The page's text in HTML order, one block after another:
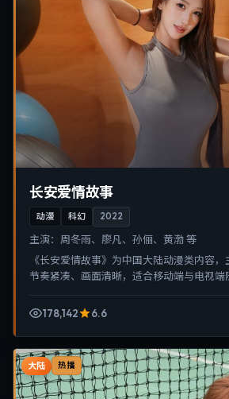
长安爱情故事
动漫 科幻 2022
主演： 周冬雨、廖凡、孙俪、黄渤 等
《长安爱情故事》为中国大陆动漫类内容，
节奏紧凑、画面清晰，适合移动端与电视
178,142
6.6
大陆 热播